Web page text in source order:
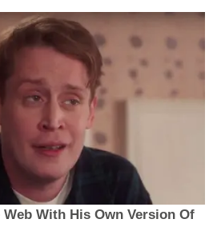
With His Own Version Of